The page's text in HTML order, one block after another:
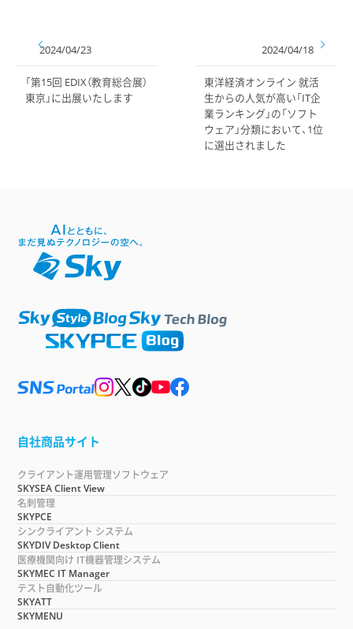
2024/04/23
「第15回 EDIX（教育総合展）
東京」に出展いたします
2024/04/18
東洋経済オンライン 就活
生からの人気が高い「IT企
業ランキング」の「ソフト
ウェア」分類において、1位
に選出されました
自社商品サイト
クライアント運用管理ソフトウェア
SKYSEA Client View
名刺管理
SKYPCE
シンクライアント システム
SKYDIV Desktop Client
医療機関向け IT機器管理システム
SKYMEC IT Manager
テスト自動化ツール
SKYATT
SKYMENU